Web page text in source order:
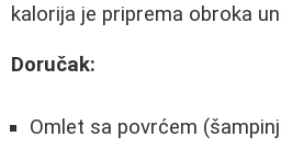
kalorija je priprema obroka
Doručak:
Omlet sa povrćem